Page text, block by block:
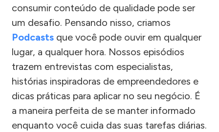
consumir conteúdo de qualidade pode ser
um desafio. Pensando nisso, criamos
Podcasts que você pode ouvir em qualquer
lugar, a qualquer hora. Nossos episódios
trazem entrevistas com especialistas,
histórias inspiradoras de empreendedores e
dicas práticas para aplicar no seu negócio. É
a maneira perfeita de se manter informado
enquanto você cuida das suas tarefas diárias.